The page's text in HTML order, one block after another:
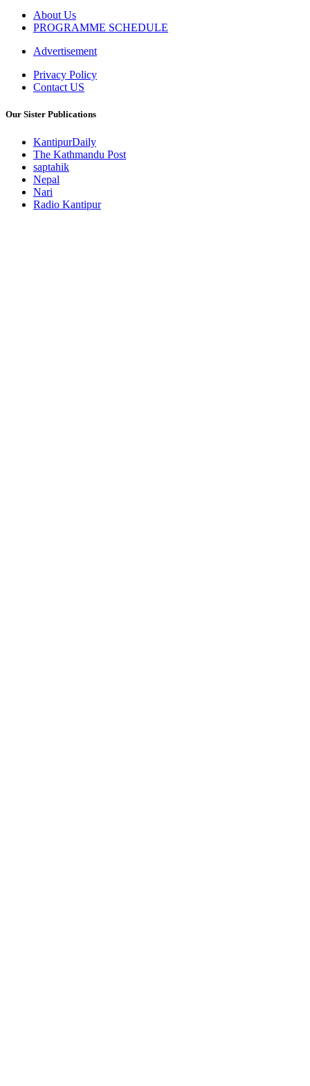
About Us
PROGRAMME SCHEDULE
Advertisement
Privacy Policy
Contact US
Our Sister Publications
KantipurDaily
The Kathmandu Post
saptahik
Nepal
Nari
Radio Kantipur